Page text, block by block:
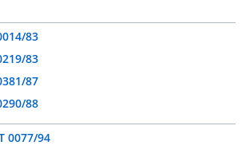
83
83
87
88
0077/94